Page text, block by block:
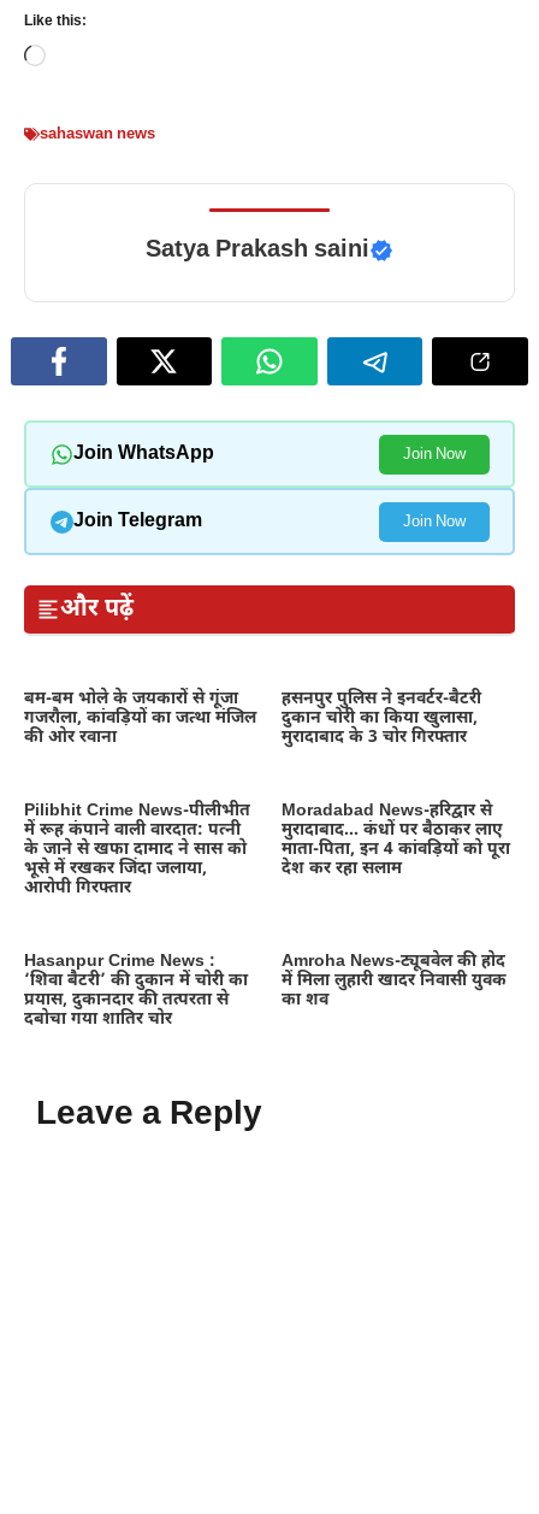
Like this:
Loading…
sahaswan news
Satya Prakash saini
Join WhatsApp Join Now
Join Telegram Join Now
और पढ़ें
बम-बम भोले के जयकारों से गूंजा
गजरौला, कांवड़ियों का जत्था मंजिल
की ओर रवाना
हसनपुर पुलिस ने इनवर्टर-बैटरी
दुकान चोरी का किया खुलासा,
मुरादाबाद के 3 चोर गिरफ्तार
Pilibhit Crime News-पीलीभीत
में रूह कंपाने वाली वारदात: पत्नी
के जाने से खफा दामाद ने सास को
भूसे में रखकर जिंदा जलाया,
आरोपी गिरफ्तार
Moradabad News-हरिद्वार से
मुरादाबाद… कंधों पर बैठाकर लाए
माता-पिता, इन 4 कांवड़ियों को पूरा
देश कर रहा सलाम
Hasanpur Crime News :
‘शिवा बैटरी’ की दुकान में चोरी का
प्रयास, दुकानदार की तत्परता से
दबोचा गया शातिर चोर
Amroha News-ट्यूबवेल की होद
में मिला लुहारी खादर निवासी युवक
का शव
Leave a Reply